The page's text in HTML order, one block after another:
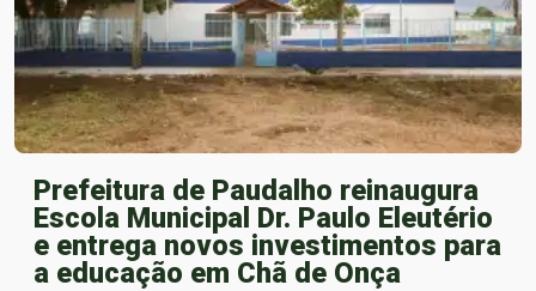
Prefeitura de Paudalho reinaugura
Escola Municipal Dr. Paulo Eleutério
e entrega novos investimentos para
a educação em Chã de Onça